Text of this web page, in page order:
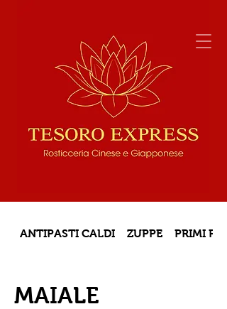
ANTIPASTI CALDI ZUPPE PRIMI
MAIALE